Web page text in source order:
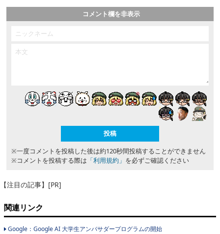
コメント欄を非表示
※一度コメントを投稿した後は約120秒間投稿することができません
※コメントを投稿する際は 「利用規約」 を必ずご確認ください
【注目の記事】[PR]
関連リンク
Google：Google AI 大学生アンバサダープログラムの開始